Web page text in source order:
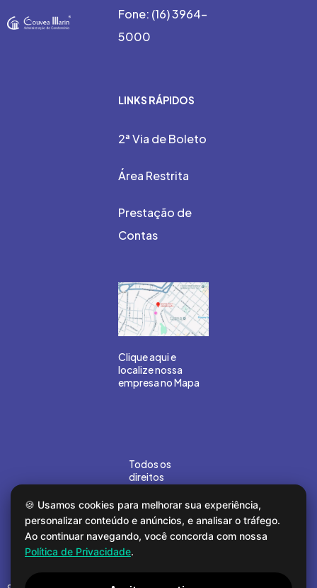
Fone: (16) 3964-
5000
LINKS RÁPIDOS
2ª Via de Boleto
Área Restrita
Prestação de
Contas
Clique aqui e
localize nossa
empresa no Mapa
🍪 Usamos cookies para melhorar sua experiência,
personalizar conteúdo e anúncios, e analisar o tráfego.
Ao continuar navegando, você concorda com nossa
Política de Privacidade.
Todos os
direitos
©Gouvea
Marin 2026.
Desenvolvido
porCOMPOR